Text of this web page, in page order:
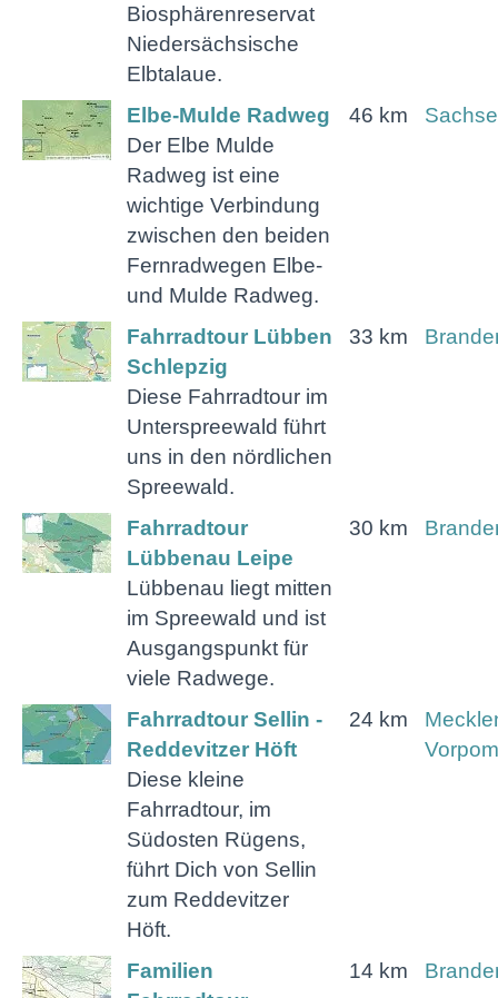
Biosphärenreservat
Niedersächsische
Elbtalaue.
Elbe-Mulde Radweg
Der Elbe Mulde
Radweg ist eine
wichtige Verbindung
zwischen den beiden
Fernradwegen Elbe-
und Mulde Radweg.
46 km
Fahrradtour Lübben
Schlepzig
Diese Fahrradtour im
Unterspreewald führt
uns in den nördlichen
Spreewald.
33 km
Fahrradtour
Lübbenau Leipe
Lübbenau liegt mitten
im Spreewald und ist
Ausgangspunkt für
viele Radwege.
30 km
Fahrradtour Sellin -
Reddevitzer Höft
Diese kleine
Fahrradtour, im
Südosten Rügens,
führt Dich von Sellin
zum Reddevitzer
Höft.
24 km
Familien
14 km